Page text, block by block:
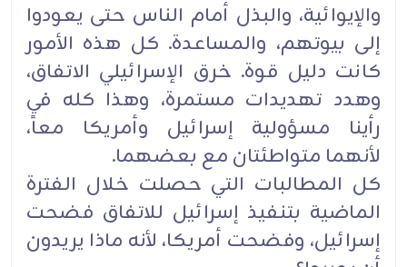
والإيوائية، والبذل أمام الناس حتى يعودوا
إلى بيوتهم، ‏والمساعدة. كل هذه الأمور
كانت دليل قوة. خرق الإسرائيلي الاتفاق،
وهدد تهديدات مستمرة، وهذا كله في
‏رأينا مسؤولية إسرائيل وأمريكا معاً،
لأنهما متواطئتان مع بعضهما.‏
كل المطالبات التي حصلت خلال الفترة
الماضية بتنفيذ إسرائيل للاتفاق فضحت
إسرائيل، وفضحت أمريكا، ‏لأنه ماذا يريدون